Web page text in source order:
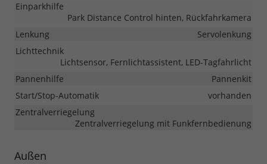
Einparkhilfe
Park Distance Control hinten, Rückfahrkamera
Lenkung
Servolenkung
Lichttechnik
Lichtsensor, Fernlichtassistent, LED-Tagfahrlicht
Pannenhilfe
Pannenkit
Start/Stop-Automatik
vorhanden
Zentralverriegelung
Zentralverriegelung mit Funkfernbedienung
Außen